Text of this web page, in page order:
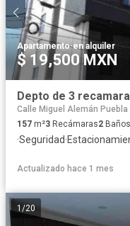
Apartamento·en alquiler
$ 19,500 MXN
Depto de 3
Calle Miguel Alemán Puebla
157 m²3 Recámaras2 Baños
·Seguridad·
Actualizado hace 1 mes
1 /20